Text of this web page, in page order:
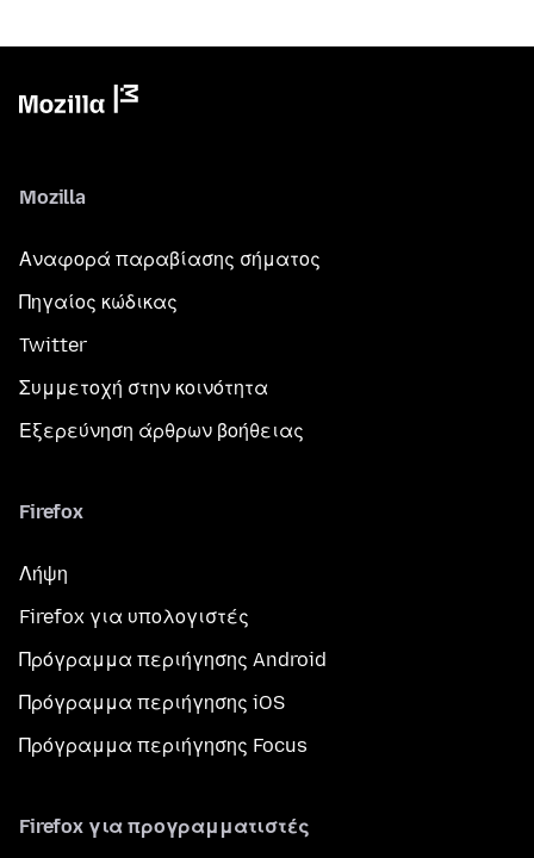
Mozilla
Αναφορά παραβίασης σήματος
Πηγαίος κώδικας
Twitter
Συμμετοχή στην κοινότητα
Εξερεύνηση άρθρων βοήθειας
Firefox
Λήψη
Firefox για υπολογιστές
Πρόγραμμα περιήγησης Android
Πρόγραμμα περιήγησης iOS
Πρόγραμμα περιήγησης Focus
Firefox για προγραμματιστές